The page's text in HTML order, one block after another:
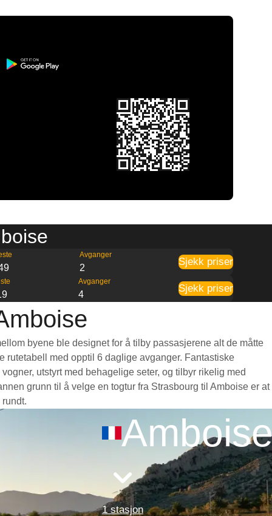
Avganger
2
Sjekk priser
Avganger
4
Sjekk priser
byene ble designet for å tilby passasjerene alt de måtte
rutetabell med opptil 6 daglige avganger. Fantastiske
utstyrt med behagelige seter, og tilbyr rikelig med
grunn til å velge en togtur fra Strasbourg til Amboise er at
1 stasjon